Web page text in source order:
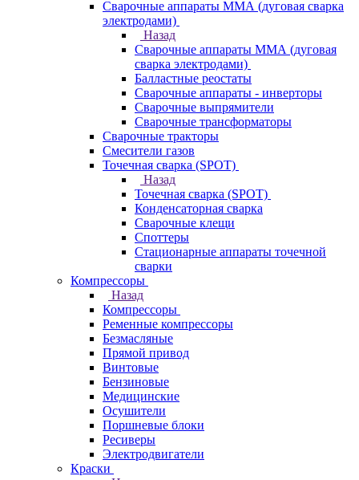
Сварочные аппараты ММА (дуговая сварка
электродами)
Назад
Сварочные аппараты ММА (дуговая
сварка электродами)
Балластные реостаты
Сварочные аппараты - инверторы
Сварочные выпрямители
Сварочные трансформаторы
Сварочные тракторы
Смесители газов
Точечная сварка (SPOT)
Назад
Точечная сварка (SPOT)
Конденсаторная сварка
Сварочные клещи
Споттеры
Стационарные аппараты точечной
сварки
Компрессоры
Назад
Компрессоры
Ременные компрессоры
Безмасляные
Прямой привод
Винтовые
Бензиновые
Медицинские
Осушители
Поршневые блоки
Ресиверы
Электродвигатели
Краски